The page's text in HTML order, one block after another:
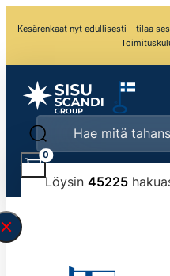
Kesärenkaat nyt edullisesti – tilaa
Löysin 45225
typed the search
0